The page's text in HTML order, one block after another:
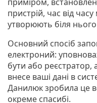
пристрій, час від
утворюють біля
Основний спосіб
електроний:
бути або реєстратор,
внесе ваші дані в
Данилюк зробила це
окреме спасибі.